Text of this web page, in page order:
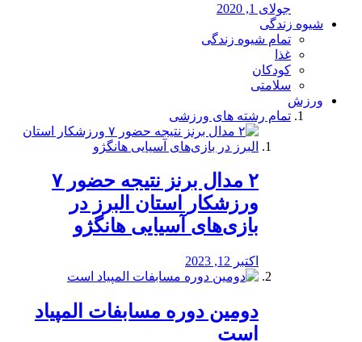
جولای 1, 2020
شیوه زندگی
تمام شیوه زندگی
غذا
کودکان
سلامتی
ورزش
تمام رشته های ورزشی
۲ مدال برنز نتیجه حضور ۷
ورزشکار استان البرز در
بازی‌های آسیایی هانگژو
اکتبر 12, 2023
دومین دوره مسابفات المپیاد
است